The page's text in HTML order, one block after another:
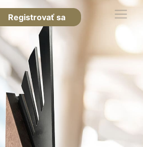
Registrovať sa